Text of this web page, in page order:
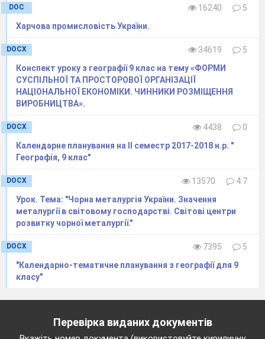
DOC 16240
5
Харчова промисловість України.
DOCX 34619
5
Конспект уроку з географії 9 клас на тему «ФОРМИ
СУСПІЛЬНОЇ ТА ПРОСТОРОВОЇ ОРГАНІЗАЦІЇ
НАЦІОНАЛЬНОЇ ЕКОНОМІКИ. ЧИННИКИ РОЗМІЩЕННЯ
ВИРОБНИЦТВА».
DOCX 4438
0
Календарне планування на ІІ семестр 2017-2018 н.р. "
Географія, 9 клас"
DOCX 13570
4.7
Урок. Тема: "Чорна металургія України. Значення
металургії в світовому господарстві. Світові центри
розвитку чорної металургії."
DOCX 7395
5
"Календарно-тематичне планування з географії для 9
класу"
Перевірка виданих документів